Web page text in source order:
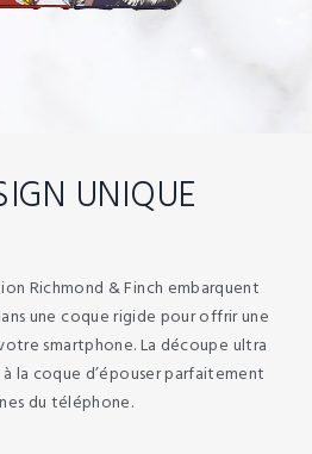
UNIQUE
Richmond & Finch embarquent
une coque rigide pour offrir une
smartphone. La découpe ultra
la coque d’épouser parfaitement
du téléphone.